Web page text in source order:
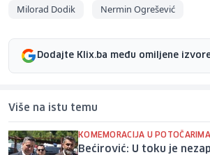
Milorad Dodik Nermin Ogrešević
Dodajte Klix.ba među omiljene
Više na istu temu
KOMEMORACIJA U POTOČARIMA
Bećirović: U toku je